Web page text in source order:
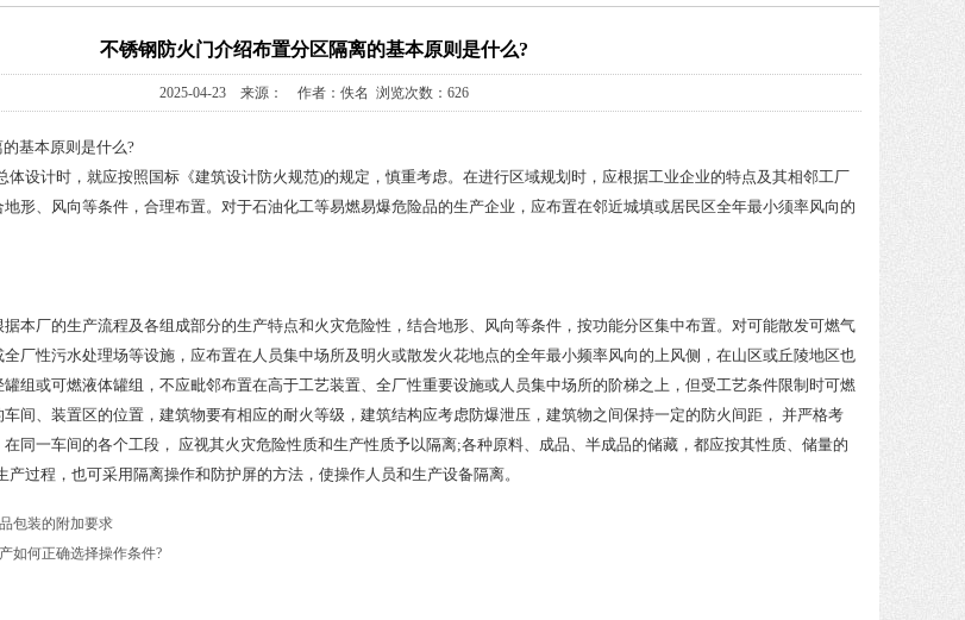
​不锈钢防火门介绍布置分区隔离的基本原则是什么?
2025-04-23 来源： 作者：佚名 浏览次数：626
基本原则是什么?
体设计时，就应按照国标《建筑设计防火规范)的规定，慎重考虑。在进行区域规划时，应根据工业企业的特点及其相邻工厂
形、风向等条件，合理布置。对于石油化工等易燃易爆危险品的生产企业，应布置在邻近城填或居民区全年最小须率风向的
本厂的生产流程及各组成部分的生产特点和火灾危险性，结合地形、风向等条件，按功能分区集中布置。对可能散发可燃气
厂性污水处理场等设施，应布置在人员集中场所及明火或散发火花地点的全年最小频率风向的上风侧，在山区或丘陵地区也
组或可燃液体罐组，不应毗邻布置在高于工艺装置、全厂性重要设施或人员集中场所的阶梯之上，但受工艺条件限制时可燃
间、装置区的位置，建筑物要有相应的耐火等级，建筑结构应考虑防爆泄压，建筑物之间保持一定的防火间距， 并严格考
同一车间的各个工段， 应视其火灾危险性质和生产性质予以隔离;各种原料、成品、半成品的储藏，都应按其性质、储量的
过程，也可采用隔离操作和防护屏的方法，使操作人员和生产设备隔离。
包装的附加要求
如何正确选择操作条件?